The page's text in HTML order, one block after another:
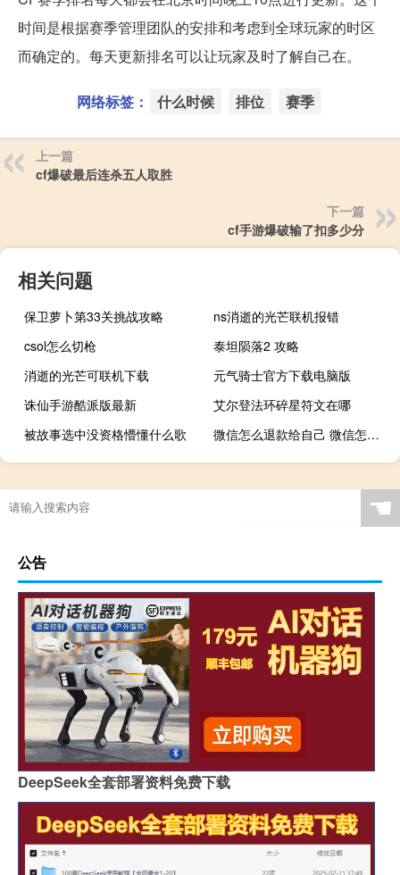
时间是根据赛季管理团队的安排和考虑到全球玩家的时区
而确定的。每天更新排名可以让玩家及时了解自己在。
网络标签： 什么时候 排位 赛季
上一篇
cf爆破最后连杀五人取胜
下一篇
cf手游爆破输了扣多少分
相关问题
保卫萝卜第33关挑战攻略
ns消逝的光芒联机报错
csol怎么切枪
泰坦陨落2 攻略
消逝的光芒可联机下载
元气骑士官方下载电脑版
诛仙手游酷派版最新
艾尔登法环碎星符文在哪
被故事选中没资格懵懂什么歌
微信怎么退款给自己 微信怎么退款
☚
公告
DeepSeek全套部署资料免费下载